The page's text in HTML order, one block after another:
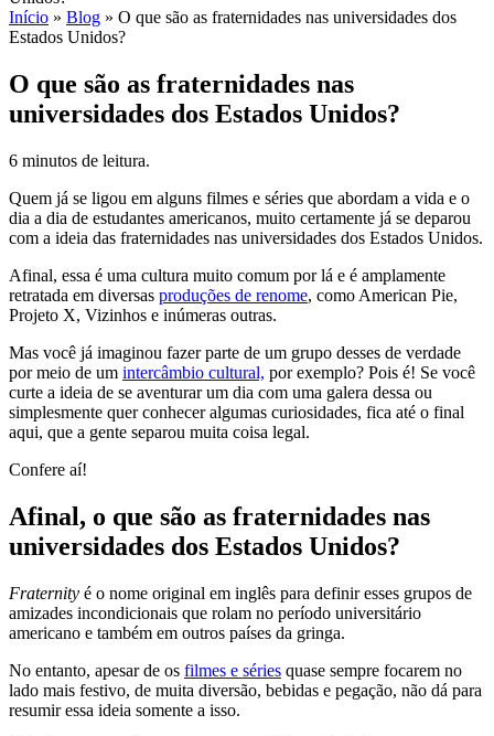
Início » Blog » O que são as fraternidades nas universidades dos
Estados Unidos?
O que são as fraternidades nas
universidades dos Estados Unidos?
6 minutos de leitura.
Quem já se ligou em alguns filmes e séries que abordam a vida e o
dia a dia de estudantes americanos, muito certamente já se deparou
com a ideia das fraternidades nas universidades dos Estados Unidos.
Afinal, essa é uma cultura muito comum por lá e é amplamente
retratada em diversas produções de renome, como American Pie,
Projeto X, Vizinhos e inúmeras outras.
Mas você já imaginou fazer parte de um grupo desses de verdade
por meio de um intercâmbio cultural, por exemplo? Pois é! Se você
curte a ideia de se aventurar um dia com uma galera dessa ou
simplesmente quer conhecer algumas curiosidades, fica até o final
aqui, que a gente separou muita coisa legal.
Confere aí!
Afinal, o que são as fraternidades nas
universidades dos Estados Unidos?
Fraternity é o nome original em inglês para definir esses grupos de
amizades incondicionais que rolam no período universitário
americano e também em outros países da gringa.
No entanto, apesar de os filmes e séries quase sempre focarem no
lado mais festivo, de muita diversão, bebidas e pegação, não dá para
resumir essa ideia somente a isso.